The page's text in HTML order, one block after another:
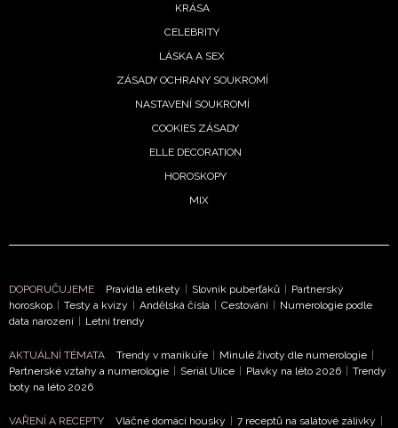
ODESLAT
Přihlášením k newsletteru souhlasíte sObchodními
KRÁSA
CELEBRITY
LÁSKA A SEX
ZÁSADY OCHRANY SOUKROMÍ
NASTAVENÍ SOUKROMÍ
COOKIES ZÁSADY
ELLE DECORATION
HOROSKOPY
MIX
DOPORUČUJEME Pravidla etikety | Slovník puberťáků | Partnerský
horoskop | Testy a kvízy | Andělská čísla | Cestování | Numerologie podle
data narození | Letní trendy
AKTUÁLNÍ TÉMATA Trendy v manikúře | Minulé životy dle numerologie |
Partnerské vztahy a numerologie | Seriál Ulice | Plavky na léto 2026 | Trendy
boty na léto 2026
VAŘENÍ A RECEPTY Vláčné domácí housky | 7 receptů na salátové zálivky |